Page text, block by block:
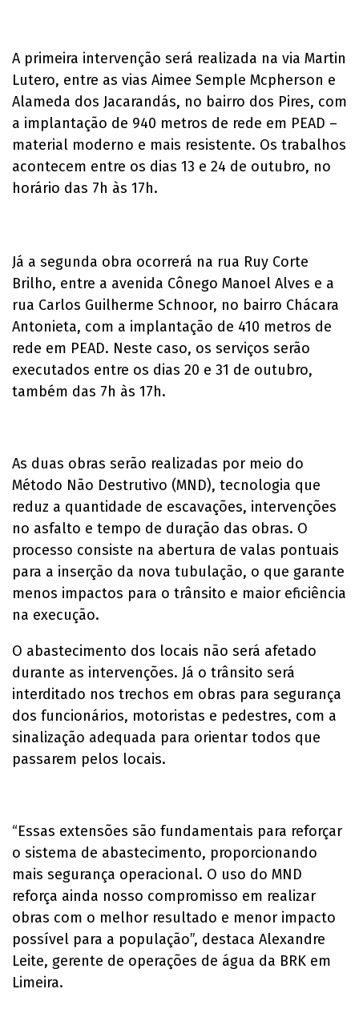
A primeira intervenção será realizada na via Martin
Lutero, entre as vias Aimee Semple Mcpherson e
Alameda dos Jacarandás, no bairro dos Pires, com
a implantação de 940 metros de rede em PEAD –
material moderno e mais resistente. Os trabalhos
acontecem entre os dias 13 e 24 de outubro, no
horário das 7h às 17h.
Já a segunda obra ocorrerá na rua Ruy Corte
Brilho, entre a avenida Cônego Manoel Alves e a
rua Carlos Guilherme Schnoor, no bairro Chácara
Antonieta, com a implantação de 410 metros de
rede em PEAD. Neste caso, os serviços serão
executados entre os dias 20 e 31 de outubro,
também das 7h às 17h.
As duas obras serão realizadas por meio do
Método Não Destrutivo (MND), tecnologia que
reduz a quantidade de escavações, intervenções
no asfalto e tempo de duração das obras. O
processo consiste na abertura de valas pontuais
para a inserção da nova tubulação, o que garante
menos impactos para o trânsito e maior eficiência
na execução.
O abastecimento dos locais não será afetado
durante as intervenções. Já o trânsito será
interditado nos trechos em obras para segurança
dos funcionários, motoristas e pedestres, com a
sinalização adequada para orientar todos que
passarem pelos locais.
“Essas extensões são fundamentais para reforçar
o sistema de abastecimento, proporcionando
mais segurança operacional. O uso do MND
reforça ainda nosso compromisso em realizar
obras com o melhor resultado e menor impacto
possível para a população”, destaca Alexandre
Leite, gerente de operações de água da BRK em
Limeira.